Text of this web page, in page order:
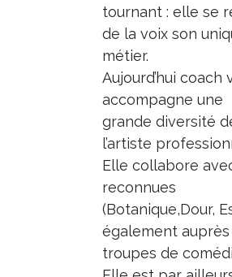
tournant : elle se
de la voix son
métier.
Aujourd’hui
accompagne une
grande diversité
l’artiste
Elle collabore
reconnues
(Botanique,Dour,
également auprès
troupes de